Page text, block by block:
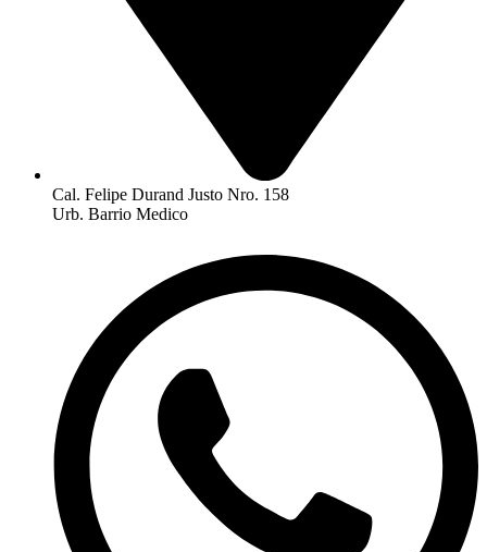
Cal. Felipe Durand Justo Nro. 158
Urb. Barrio Medico